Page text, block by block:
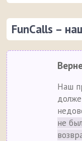
FunCalls –
Наш
не